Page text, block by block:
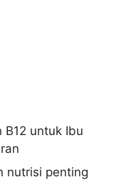
nutrisi penting